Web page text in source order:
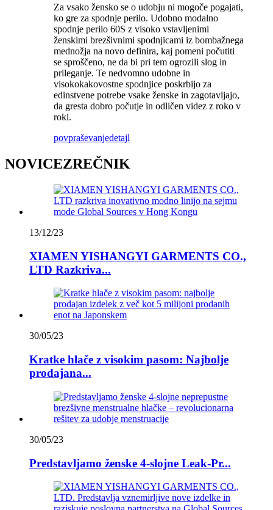
Za vsako žensko se o udobju ni mogoče pogajati,
ko gre za spodnje perilo. Udobno modalno
spodnje perilo 60S z visoko vstavljenimi
ženskimi brezšivnimi spodnjicami iz bombažnega
mednožja na novo definira, kaj pomeni počutiti
se sproščeno, ne da bi pri tem ogrozili slog in
prileganje. Te nedvomno udobne in
visokokakovostne spodnjice poskrbijo za
edinstvene potrebe vsake ženske in zagotavljajo,
da gresta dobro počutje in odličen videz z roko v
roki.
povpraševanjedetajl
NOVICEZREČNIK
13/12/23
XIAMEN YISHANGYI GARMENTS CO.,
LTD Razkriva...
30/05/23
Kratke hlače z visokim pasom: Najbolje
prodajana...
30/05/23
Predstavljamo ženske 4-slojne Leak-Pr...